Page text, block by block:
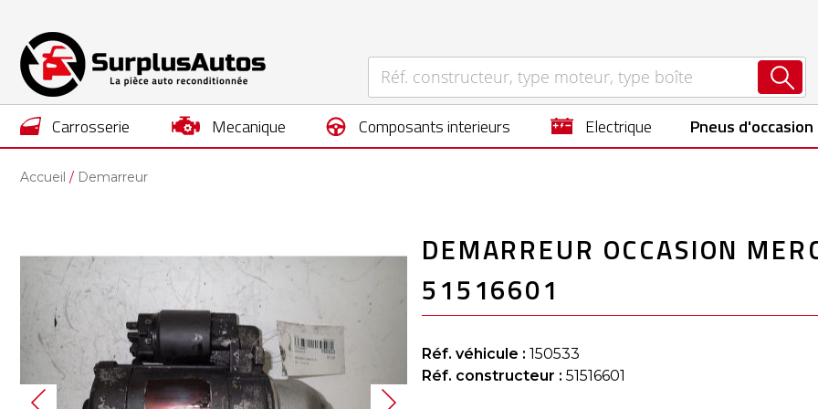
carrosserie mecanique composants interieurs electrique Pneus d'occasion
Accueil Demarreur
to
end
images
gallery
DEMARREUR OCCASION
51516601
Réf. véhicule : 150533
Réf. constructeur : 51516601